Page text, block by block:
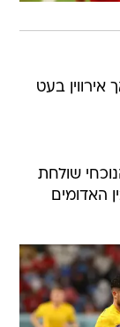
בעט
שולחת
האדומים